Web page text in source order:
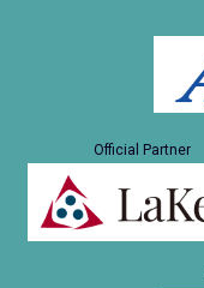
Official Partner